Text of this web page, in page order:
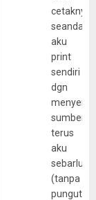
cetaknya
aku
print
sendiri
dgn
sumber
terus
aku
(tanpa